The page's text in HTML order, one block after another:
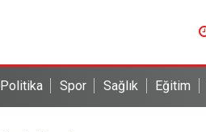
Politika Spor Sağlık Eğitim